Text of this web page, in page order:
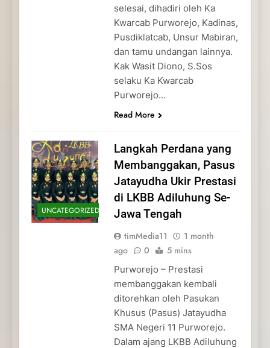
selesai, dihadiri oleh Ka
Kwarcab Purworejo, Kadinas,
Pusdiklatcab, Unsur Mabiran,
dan tamu undangan lainnya.
Kak Wasit Diono, S.Sos
selaku Ka Kwarcab
Purworejo…
Read More
UNCATEGORIZED
Langkah Perdana yang
Membanggakan, Pasus
Jatayudha Ukir Prestasi
di LKBB Adiluhung Se-
Jawa Tengah
timMedia11
1 month
ago
0 5 mins
Purworejo – Prestasi
membanggakan kembali
ditorehkan oleh Pasukan
Khusus (Pasus) Jatayudha
SMA Negeri 11 Purworejo.
Dalam ajang LKBB Adiluhung